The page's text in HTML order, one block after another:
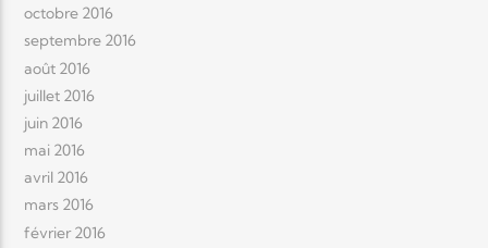
octobre 2016
septembre 2016
août 2016
juillet 2016
juin 2016
mai 2016
avril 2016
mars 2016
février 2016